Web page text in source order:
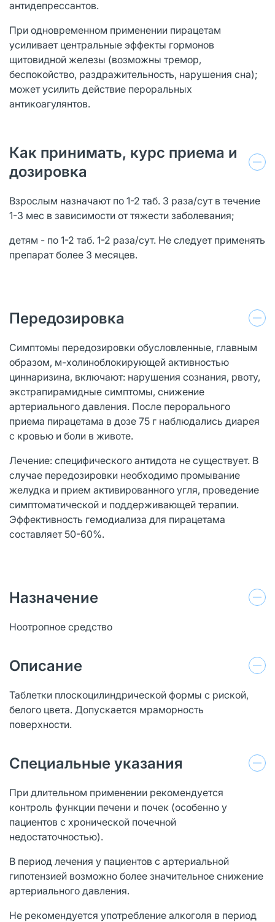
антидепрессантов.
При одновременном применении пирацетам
усиливает центральные эффекты гормонов
щитовидной железы (возможны тремор,
беспокойство, раздражительность, нарушения сна);
может усилить действие пероральных
антикоагулянтов.
Как принимать, курс приема и
дозировка
Взрослым назначают по 1-2 таб. 3 раза/сут в течение
1-3 мес в зависимости от тяжести заболевания;
детям - по 1-2 таб. 1-2 раза/сут. Не следует применять
препарат более 3 месяцев.
Передозировка
Симптомы передозировки обусловленные, главным
образом, м-холиноблокирующей активностью
циннаризина, включают: нарушения сознания, рвоту,
экстрапирамидные симптомы, снижение
артериального давления. После перорального
приема пирацетама в дозе 75 г наблюдались диарея
с кровью и боли в животе.
Лечение: специфического антидота не существует. В
случае передозировки необходимо промывание
желудка и прием активированного угля, проведение
симптоматической и поддерживающей терапии.
Эффективность гемодиализа для пирацетама
составляет 50-60%.
Назначение
Ноотропное средство
Описание
Таблетки плоскоцилиндрической формы с риской,
белого цвета. Допускается мраморность
поверхности.
Специальные указания
При длительном применении рекомендуется
контроль функции печени и почек (особенно у
пациентов с хронической почечной
недостаточностью).
В период лечения у пациентов с артериальной
гипотензией возможно более значительное снижение
артериального давления.
Не рекомендуется употребление алкоголя в период